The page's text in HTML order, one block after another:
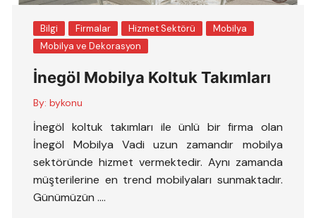
Bilgi Firmalar Hizmet Sektörü
Mobilya
Mobilya ve Dekorasyon
İnegöl Mobilya Koltuk Takımları
By: bykonu
İnegöl koltuk takımları ile ünlü bir firma olan
İnegöl Mobilya Vadi uzun zamandır mobilya
sektöründe hizmet vermektedir. Aynı zamanda
müşterilerine en trend mobilyaları sunmaktadır.
Günümüzün ….